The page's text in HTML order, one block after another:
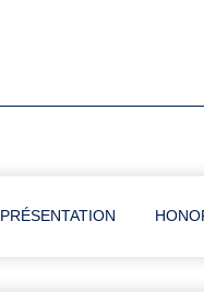
PRÉSENTATION